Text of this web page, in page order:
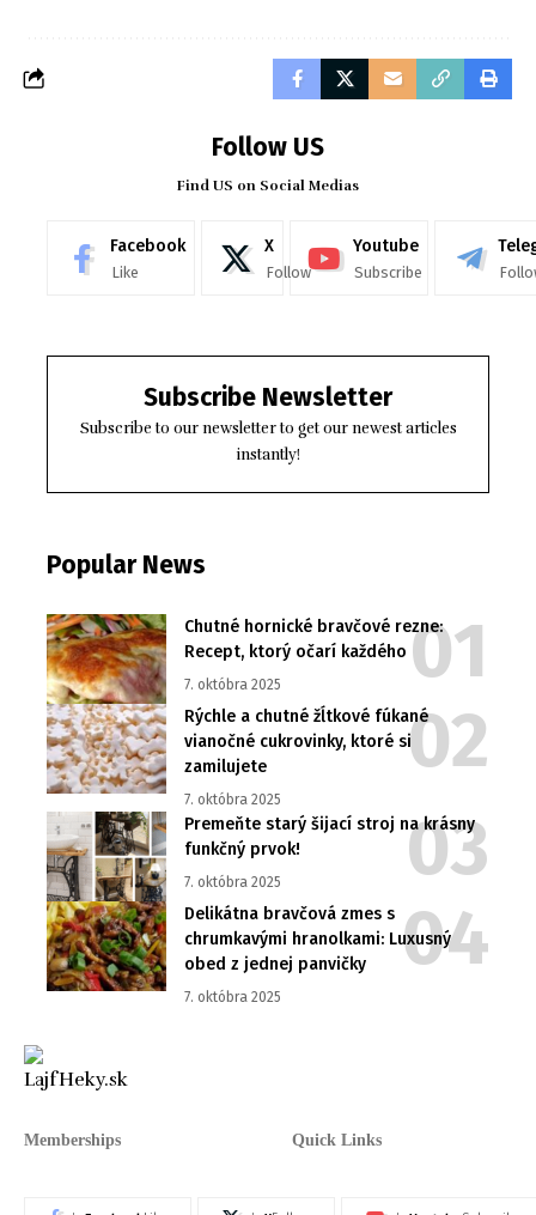
Follow US
Find US on Social Medias
Facebook
Like
X
Follow
Youtube
Subscribe
Subscribe Newsletter
Subscribe to our newsletter to get our newest articles
instantly!
Popular News
Chutné hornické bravčové rezne:
Recept, ktorý očarí každého
7. októbra 2025
Rýchle a chutné žĺtkové fúkané
vianočné cukrovinky, ktoré si
zamilujete
7. októbra 2025
Premeňte starý šijací stroj na krásny
funkčný prvok!
7. októbra 2025
Delikátna bravčová zmes s
chrumkavými hranolkami: Luxusný
obed z jednej panvičky
7. októbra 2025
Memberships Quick Links